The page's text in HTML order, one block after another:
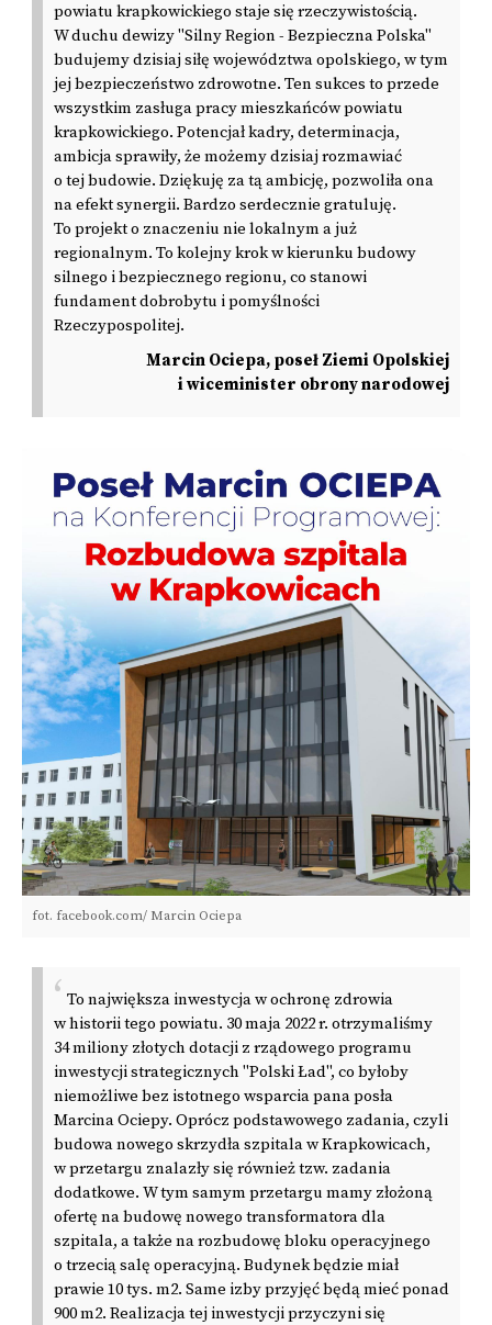
powiatu krapkowickiego staje się rzeczywistością.
W duchu dewizy "Silny Region - Bezpieczna Polska"
budujemy dzisiaj siłę województwa opolskiego, w tym
jej bezpieczeństwo zdrowotne. Ten sukces to przede
wszystkim zasługa pracy mieszkańców powiatu
krapkowickiego. Potencjał kadry, determinacja,
ambicja sprawiły, że możemy dzisiaj rozmawiać
o tej budowie. Dziękuję za tą ambicję, pozwoliła ona
na efekt synergii. Bardzo serdecznie gratuluję.
To projekt o znaczeniu nie lokalnym a już
regionalnym. To kolejny krok w kierunku budowy
silnego i bezpiecznego regionu, co stanowi
fundament dobrobytu i pomyślności
Rzeczypospolitej.
Marcin Ociepa, poseł Ziemi Opolskiej
i wiceminister obrony narodowej
fot. facebook.com/ Marcin Ociepa
To największa inwestycja w ochronę zdrowia
w historii tego powiatu. 30 maja 2022 r. otrzymaliśmy
34 miliony złotych dotacji z rządowego programu
inwestycji strategicznych "Polski Ład", co byłoby
niemożliwe bez istotnego wsparcia pana posła
Marcina Ociepy. Oprócz podstawowego zadania, czyli
budowa nowego skrzydła szpitala w Krapkowicach,
w przetargu znalazły się również tzw. zadania
dodatkowe. W tym samym przetargu mamy złożoną
ofertę na budowę nowego transformatora dla
szpitala, a także na rozbudowę bloku operacyjnego
o trzecią salę operacyjną. Budynek będzie miał
prawie 10 tys. m2. Same izby przyjęć będą mieć ponad
900 m2. Realizacja tej inwestycji przyczyni się